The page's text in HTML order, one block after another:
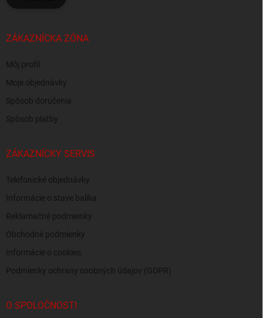
ZÁKAZNÍCKA ZÓNA
Môj profil
Moje objednávky
Spôsob doručenia
Spôsob platby
ZÁKAZNÍCKY SERVIS
Telefonické objednávky
Informácie o stave balíka
Reklamačné podmienky
Obchodné podmienky
Informácie o cookies
Podmienky ochrany osobných údajov (GDPR)
O SPOLOČNOSTI